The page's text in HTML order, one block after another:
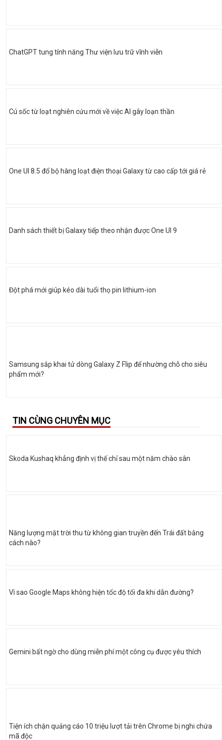
ChatGPT tung tính năng Thư viện lưu trữ vĩnh viễn
Cú sốc từ loạt nghiên cứu mới về việc AI gây loạn thần
One UI 8.5 đổ bộ hàng loạt điện thoại Galaxy từ cao cấp tới giá rẻ
Danh sách thiết bị Galaxy tiếp theo nhận được One UI 9
Đột phá mới giúp kéo dài tuổi thọ pin lithium-ion
Samsung sắp khai tử dòng Galaxy Z Flip để nhường chỗ cho siêu
phẩm mới?
TIN CÙNG CHUYÊN MỤC
Skoda Kushaq khẳng định vị thế chỉ sau một năm chào sân
Năng lượng mặt trời thu từ không gian truyền đến Trái đất bằng
cách nào?
Vì sao Google Maps không hiện tốc độ tối đa khi dẫn đường?
Gemini bất ngờ cho dùng miễn phí một công cụ được yêu thích
Tiện ích chặn quảng cáo 10 triệu lượt tải trên Chrome bị nghi chứa
mã độc